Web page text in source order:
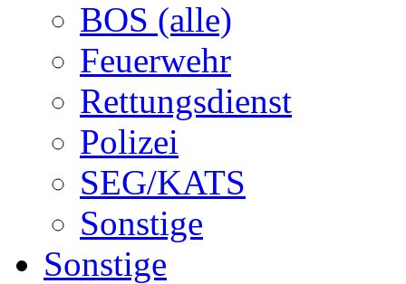
BOS (alle)
Feuerwehr
Rettungsdienst
Polizei
SEG/KATS
Sonstige
Sonstige